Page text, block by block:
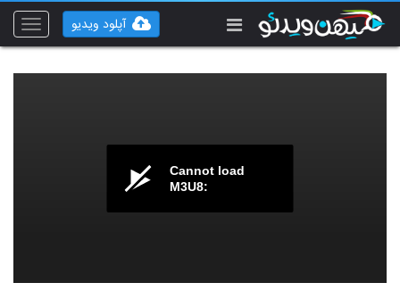
Toggle
آپلود ویدیو
Cannot load
M3U8: